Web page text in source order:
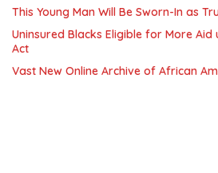
This Young Man Will Be Sworn-In as
Uninsured Blacks Eligible for More
Act
Vast New Online Archive of African